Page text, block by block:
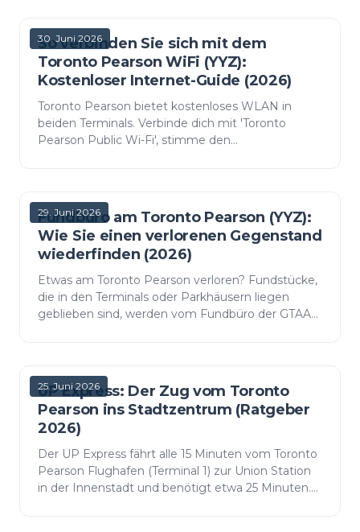
30. Juni 2026
So verbinden Sie sich mit dem
Toronto Pearson WiFi (YYZ):
Kostenloser Internet-Guide (2026)
Toronto Pearson bietet kostenloses WLAN in
beiden Terminals. Verbinde dich mit 'Toronto
Pearson Public Wi-Fi', stimme den
29. Juni 2026
Fundbüro am Toronto Pearson (YYZ):
Wie Sie einen verlorenen Gegenstand
wiederfinden (2026)
Etwas am Toronto Pearson verloren? Fundstücke,
die in den Terminals oder Parkhäusern liegen
geblieben sind, werden vom Fundbüro der GTAA
25. Juni 2026
UP Express: Der Zug vom Toronto
Pearson ins Stadtzentrum (Ratgeber
2026)
Der UP Express fährt alle 15 Minuten vom Toronto
Pearson Flughafen (Terminal 1) zur Union Station
in der Innenstadt und benötigt etwa 25 Minuten.